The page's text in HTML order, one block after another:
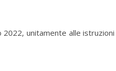
2022, unitamente alle